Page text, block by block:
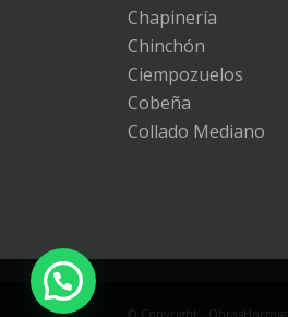
Chapinería
Chinchón
Ciempozuelos
Cobeña
Collado Mediano
© Copyright -